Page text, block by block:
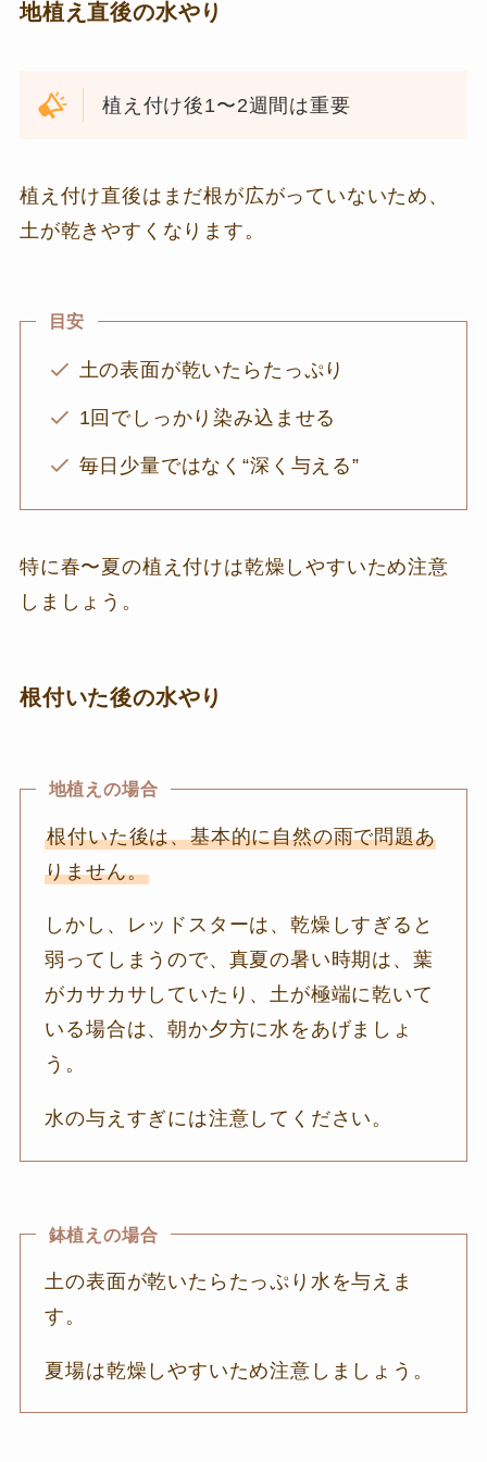
地植え直後の水やり
植え付け後1〜2週間は重要
植え付け直後はまだ根が広がっていないため、
土が乾きやすくなります。
目安
土の表面が乾いたらたっぷり
1回でしっかり染み込ませる
毎日少量ではなく“深く与える”
特に春〜夏の植え付けは乾燥しやすいため注意
しましょう。
根付いた後の水やり
地植えの場合
根付いた後は、基本的に自然の雨で問題あ
りません。
しかし、レッドスターは、乾燥しすぎると
弱ってしまうので、真夏の暑い時期は、葉
がカサカサしていたり、土が極端に乾いて
いる場合は、朝か夕方に水をあげましょ
う。
水の与えすぎには注意してください。
鉢植えの場合
土の表面が乾いたらたっぷり水を与えま
す。
夏場は乾燥しやすいため注意しましょう。